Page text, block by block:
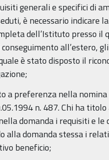
generali e specifici di
è necessario indicare
dell’Istituto presso il
conseguimento all’estero,
è stato disposto il
a preferenza nella
n. 487. Chi ha
domanda i requisiti e le
alla domanda stessa i
beneficio;